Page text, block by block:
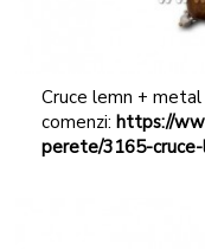
Cruce lemn +
comenzi: https://
perete/3165-